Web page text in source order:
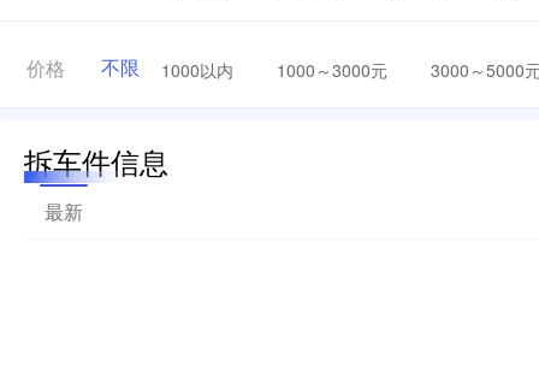
价格 不限 1000以内 1000～3000元 3000～5000
拆车件信息
最新